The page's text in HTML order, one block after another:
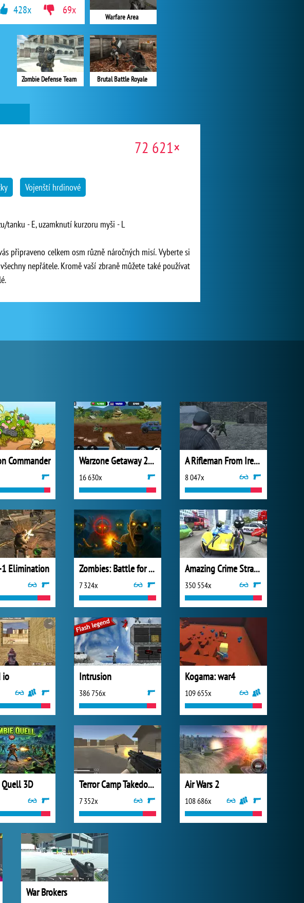
Warfare Area
Brutal Battle Royale
Zombie Defense Team
428x 69x
72 621×
Vojenští hrdinové
tanku - E, uzamknutí kurzoru myši - L
připraveno celkem osm různě náročných misí. Vyberte si
nepřátele. Kromě vaší zbraně můžete také používat
Commander Warzone Getaway 2020
16 630x
A Rifleman From Ireland
8 047x
Elimination Zombies: Battle for Survival
7 324x
Amazing Crime Strange Stickman
350 554x
io Intrusion
386 756x
Kogama: war4
109 655x
3D Terror Camp Takedown
7 352x
Air Wars 2
108 686x
War Brokers